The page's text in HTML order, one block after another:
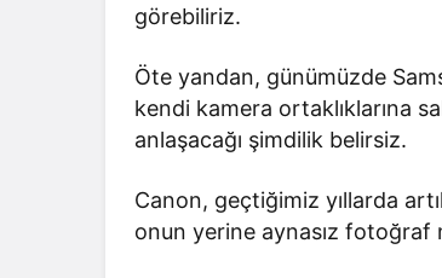
görebiliriz.
Öte yandan, günümüzde
kendi kamera ortaklıklarına
anlaşacağı şimdilik belirsiz.
Canon, geçtiğimiz yıllarda
onun yerine aynasız fotoğraf